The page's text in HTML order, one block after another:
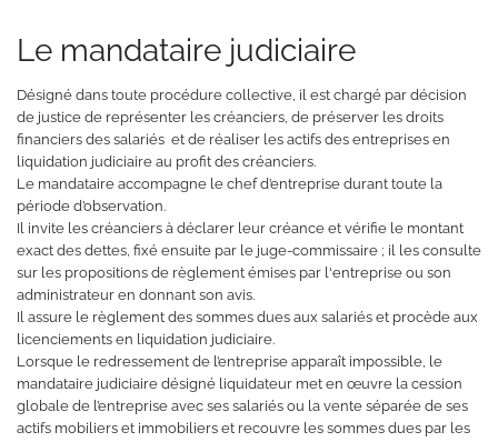
Le mandataire judiciaire
Désigné dans toute procédure collective, il est chargé par décision
de justice de représenter les créanciers, de préserver les droits
financiers des salariés et de réaliser les actifs des entreprises en
liquidation judiciaire au profit des créanciers.
Le mandataire accompagne le chef d’entreprise durant toute la
période d’observation.
Il invite les créanciers à déclarer leur créance et vérifie le montant
exact des dettes, fixé ensuite par le juge-commissaire ; il les consulte
sur les propositions de règlement émises par l'entreprise ou son
administrateur en donnant son avis.
Il assure le règlement des sommes dues aux salariés et procède aux
licenciements en liquidation judiciaire.
Lorsque le redressement de l’entreprise apparaît impossible, le
mandataire judiciaire désigné liquidateur met en œuvre la cession
globale de l’entreprise avec ses salariés ou la vente séparée de ses
actifs mobiliers et immobiliers et recouvre les sommes dues par les